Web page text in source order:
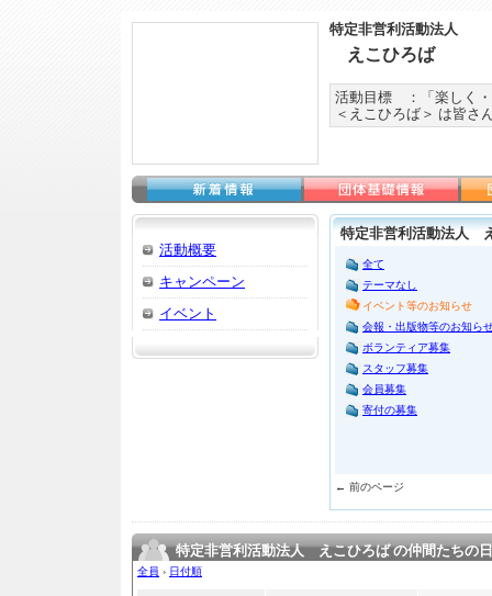
特定非営利活動法人
えこひろば
活動目標 ：「楽しく
＜えこひろば＞ は皆さ
活動概要
キャンペーン
イベント
特定非営利活動法人
全て
テーマなし
イベント等のお知らせ
会報・出版物等のお知ら
ボランティア募集
スタッフ募集
会員募集
寄付の募集
← 前のページ
特定非営利活動法人 えこひろば の仲間たちの
全員 › 日付順